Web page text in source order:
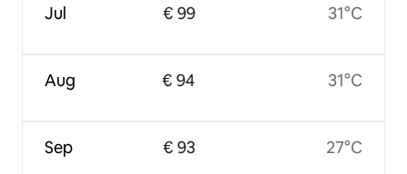
Jul
Aug
Sep
€ 99
€ 94
€ 93
31°C
31°C
27°C